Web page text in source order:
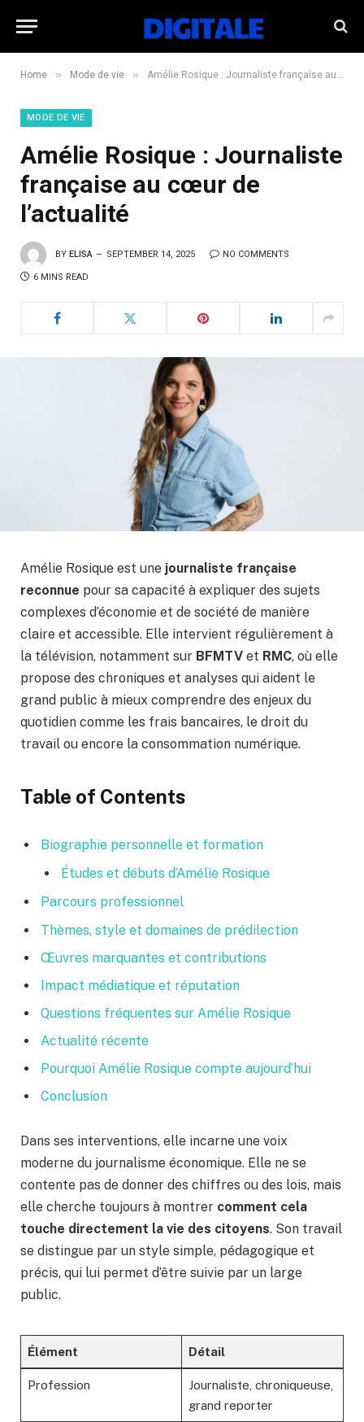
Home » Mode de vie » Amélie Rosique : Journaliste française au cœur de l’actualité
MODE DE VIE
Amélie Rosique : Journaliste
française au cœur de
l’actualité
BY ELISA SEPTEMBER 14, 2025 NO COMMENTS
6 MINS READ
Amélie Rosique est une journaliste française
reconnue pour sa capacité à expliquer des sujets
complexes d’économie et de société de manière
claire et accessible. Elle intervient régulièrement à
la télévision, notamment sur BFMTV et RMC, où elle
propose des chroniques et analyses qui aident le
grand public à mieux comprendre des enjeux du
quotidien comme les frais bancaires, le droit du
travail ou encore la consommation numérique.
Table of Contents
Biographie personnelle et formation
Études et débuts d’Amélie Rosique
Parcours professionnel
Thèmes, style et domaines de prédilection
Œuvres marquantes et contributions
Impact médiatique et réputation
Questions fréquentes sur Amélie Rosique
Actualité récente
Pourquoi Amélie Rosique compte aujourd’hui
Conclusion
Dans ses interventions, elle incarne une voix
moderne du journalisme économique. Elle ne se
contente pas de donner des chiffres ou des lois, mais
elle cherche toujours à montrer comment cela
touche directement la vie des citoyens. Son travail
se distingue par un style simple, pédagogique et
précis, qui lui permet d’être suivie par un large
public.
Élément Détail
Profession
Journaliste, chroniqueuse,
grand reporter